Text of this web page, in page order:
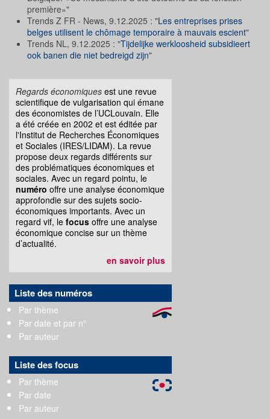
première»"
Trends Z FR - News, 9.12.2025 : "Les entreprises prises
belges utilisent le chômage temporaire à mauvais escient"
Trends NL, 9.12.2025 : "Tijdelijke werkloosheid subsidieert
ook banen die niet bedreigd zijn"
Regards économiques est une revue
scientifique de vulgarisation qui émane
des économistes de l’UCLouvain. Elle
a été créée en 2002 et est éditée par
l'Institut de Recherches Économiques
et Sociales (IRES/LIDAM). La revue
propose deux regards différents sur
des problématiques économiques et
sociales. Avec un regard pointu, le
numéro offre une analyse économique
approfondie sur des sujets socio-
économiques importants. Avec un
regard vif, le focus offre une analyse
économique concise sur un thème
d’actualité.
en savoir plus
Liste des numéros
Par thème
Par date et par n°
Par auteur
Liste des focus
Par thème
Par date
Par auteur